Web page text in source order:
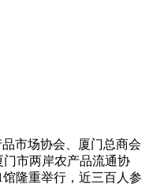
市场协会、厦门总商会
市两岸农产品流通协
隆重举行，近三百人参